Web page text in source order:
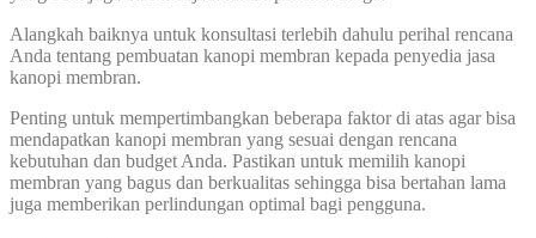
Alangkah baiknya untuk konsultasi terlebih dahulu perihal rencana
Anda tentang pembuatan kanopi membran kepada penyedia jasa
kanopi membran.
Penting untuk mempertimbangkan beberapa faktor di atas agar bisa
mendapatkan kanopi membran yang sesuai dengan rencana
kebutuhan dan budget Anda. Pastikan untuk memilih kanopi
membran yang bagus dan berkualitas sehingga bisa bertahan lama
juga memberikan perlindungan optimal bagi pengguna.